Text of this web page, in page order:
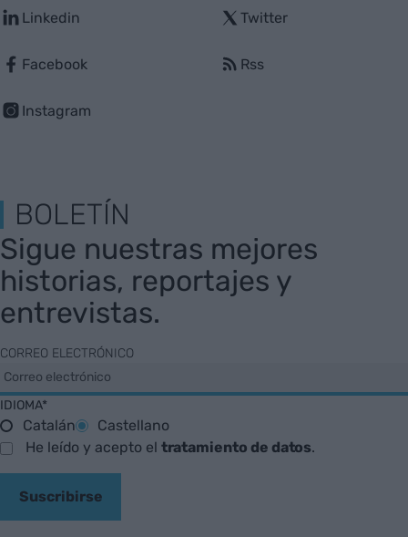
Linkedin
Facebook
Instagram
Twitter
Rss
BOLETÍN
Sigue nuestras mejores
historias, reportajes y
entrevistas.
CORREO ELECTRÓNICO
IDIOMA*
Catalán
Castellano
He leído y acepto el tratamiento de datos.
Suscribirse